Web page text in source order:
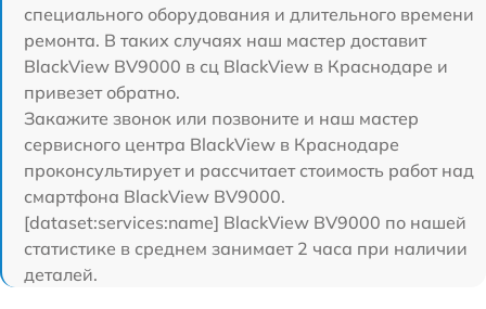
специального оборудования и длительного времени
ремонта. В таких случаях наш мастер доставит
BlackView BV9000 в сц BlackView в Краснодаре и
привезет обратно.
Закажите звонок или позвоните и наш мастер
сервисного центра BlackView в Краснодаре
проконсультирует и рассчитает стоимость работ над
смартфона BlackView BV9000.
[dataset:services:name] BlackView BV9000 по нашей
статистике в среднем занимает 2 часа при наличии
деталей.